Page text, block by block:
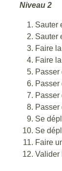
Niveau 2
Sauter
Sauter
Faire
Faire
Passer
Passer
Passer
Passer
Se
Se
Faire
Valider